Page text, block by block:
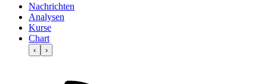
Nachrichten
Analysen
Kurse
Chart
‹ ›